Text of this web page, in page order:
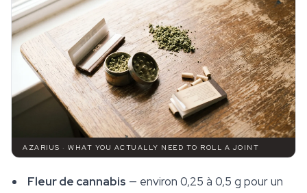
AZARIUS · WHAT YOU ACTUALLY NEED TO ROLL A JOINT
Fleur de cannabis — environ 0,25 à 0,5 g pour un